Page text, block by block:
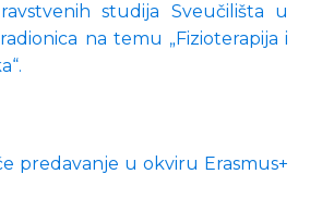
studija Sveučilišta u
na temu „Fizioterapija i
predavanje u okviru Erasmus+